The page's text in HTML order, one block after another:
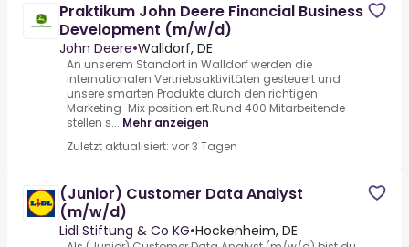
Praktikum John Deere Financial Business
Development (m/w/d)
John Deere•Walldorf, DE
An unserem Standort in Walldorf werden die
internationalen Vertriebsaktivitäten gesteuert und
unsere smarten Produkte durch den richtigen
Marketing-Mix positioniert.Rund 400 Mitarbeitende
stellen s... Mehr anzeigen
Zuletzt aktualisiert: vor 3 Tagen
(Junior) Customer Data Analyst
(m/w/d)
Lidl Stiftung & Co KG•Hockenheim, DE